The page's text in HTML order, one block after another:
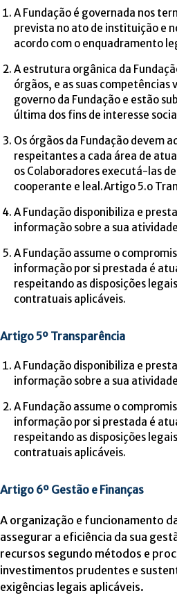
A Fundação é governada nos
prevista no ato de instituição e
acordo com o enquadramento
A estrutura orgânica da
órgãos, e as suas competências
governo da Fundação e estão
última dos fins de interesse
Os órgãos da Fundação devem
respeitantes a cada área de
os Colaboradores executá-las
cooperante e leal.Artigo 5.o
A Fundação disponibiliza e
informação sobre a sua
A Fundação assume o
informação por si prestada é
respeitando as disposições
contratuais aplicáveis.
Artigo 5º Transparência
A Fundação disponibiliza e
informação sobre a sua
A Fundação assume o
informação por si prestada é
respeitando as disposições
contratuais aplicáveis.
Artigo 6º Gestão e Finanças
A organização e funcionamento
assegurar a eficiência da sua
recursos segundo métodos e
investimentos prudentes e
exigências legais aplicáveis.